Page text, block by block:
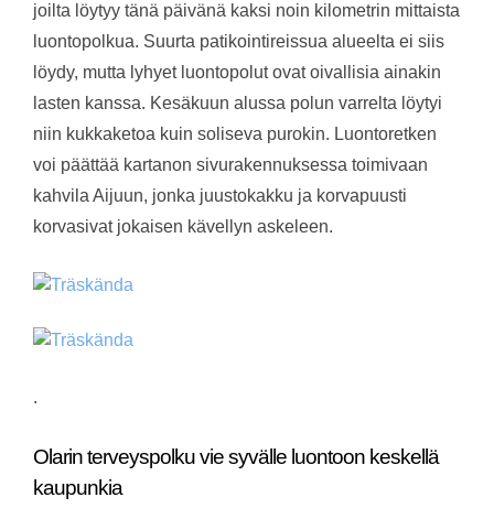
joilta löytyy tänä päivänä kaksi noin kilometrin mittaista
luontopolkua. Suurta patikointireissua alueelta ei siis
löydy, mutta lyhyet luontopolut ovat oivallisia ainakin
lasten kanssa. Kesäkuun alussa polun varrelta löytyi
niin kukkaketoa kuin soliseva purokin. Luontoretken
voi päättää kartanon sivurakennuksessa toimivaan
kahvila Aijuun, jonka juustokakku ja korvapuusti
korvasivat jokaisen kävellyn askeleen.
.
Olarin terveyspolku vie syvälle luontoon keskellä
kaupunkia